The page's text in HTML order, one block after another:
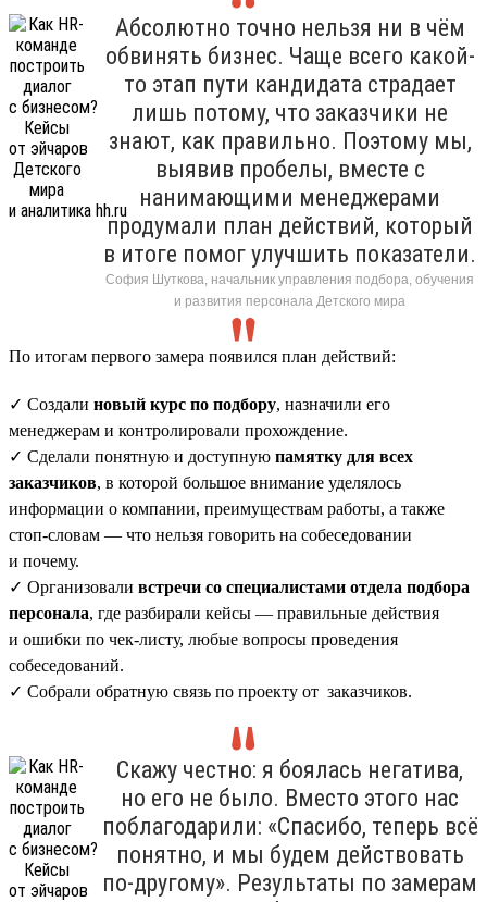
Абсолютно точно нельзя ни в чём
обвинять бизнес. Чаще всего какой-
то этап пути кандидата страдает
лишь потому, что заказчики не
знают, как правильно. Поэтому мы,
выявив пробелы, вместе с
нанимающими менеджерами
продумали план действий, который
в итоге помог улучшить показатели.
София Шуткова, начальник управления подбора, обучения
и развития персонала Детского мира
По итогам первого замера появился план действий:
✓ Создали новый курс по подбору, назначили его
менеджерам и контролировали прохождение.
✓ Сделали понятную и доступную памятку для всех
заказчиков, в которой большое внимание уделялось
информации о компании, преимуществам работы, а также
стоп-словам — что нельзя говорить на собеседовании
и почему.
✓ Организовали встречи со специалистами отдела подбора
персонала, где разбирали кейсы — правильные действия
и ошибки по чек-листу, любые вопросы проведения
собеседований.
✓ Собрали обратную связь по проекту от заказчиков.
Скажу честно: я боялась негатива,
но его не было. Вместо этого нас
поблагодарили: «Спасибо, теперь всё
понятно, и мы будем действовать
по-другому». Результаты по замерам